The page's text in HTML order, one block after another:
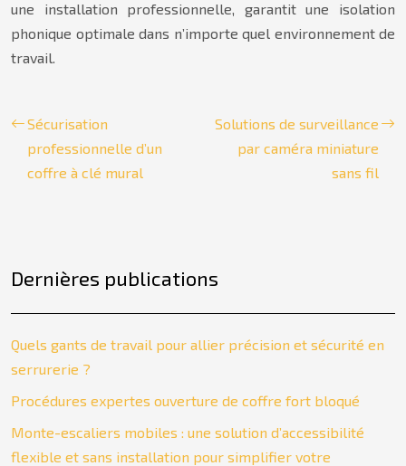
une installation professionnelle, garantit une isolation
phonique optimale dans n’importe quel environnement de
travail.
Sécurisation
professionnelle d’un
coffre à clé mural
Solutions de surveillance
par caméra miniature
sans fil
Dernières publications
Quels gants de travail pour allier précision et sécurité en
serrurerie ?
Procédures expertes ouverture de coffre fort bloqué
Monte-escaliers mobiles : une solution d’accessibilité
flexible et sans installation pour simplifier votre